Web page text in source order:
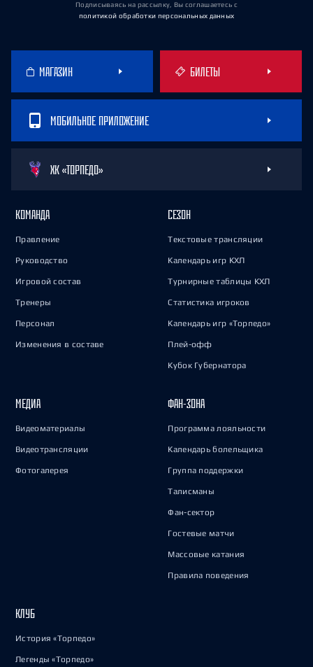
Подписываясь на рассылку, Вы соглашаетесь с
политикой обработки персональных данных
МАГАЗИН БИЛЕТЫ
МОБИЛЬНОЕ ПРИЛОЖЕНИЕ
ХК «ТОРПЕДО»
КОМАНДА
Правление
Руководство
Игровой состав
Тренеры
Персонал
Изменения в составе
СЕЗОН
Текстовые трансляции
Календарь игр КХЛ
Турнирные таблицы КХЛ
Статистика игроков
Календарь игр «Торпедо»
Плей-офф
Кубок Губернатора
МЕДИА
Видеоматериалы
Видеотрансляции
Фотогалерея
ФАН-ЗОНА
Программа лояльности
Календарь болельщика
Группа поддержки
Талисманы
Фан-сектор
Гостевые матчи
Массовые катания
Правила поведения
КЛУБ
История «Торпедо»
Легенды «Торпедо»